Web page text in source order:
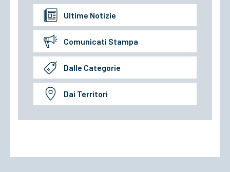
Ultime Notizie
Comunicati Stampa
Dalle Categorie
Dai Territori